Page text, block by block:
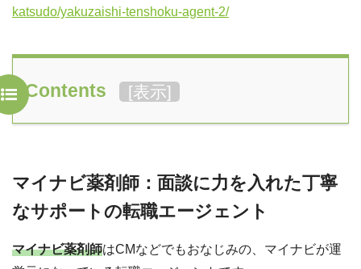
katsudo/yakuzaishi-tenshoku-agent-2/
Contents [表示]
マイナビ薬剤師：面談に力を入れた丁寧
なサポートの転職エージェント
マイナビ薬剤師はCMなどでもおなじみの、マイナビが運